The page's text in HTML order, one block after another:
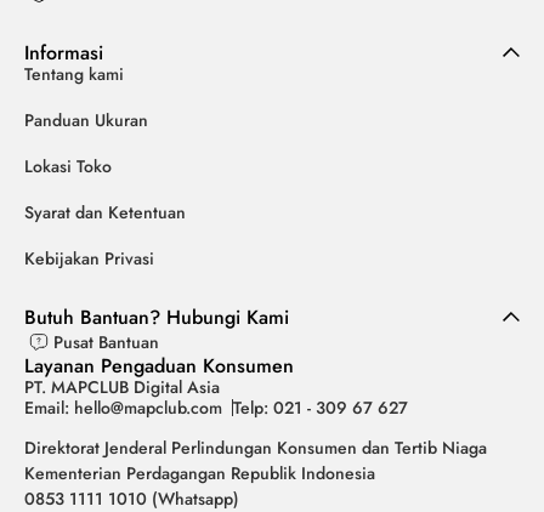
Informasi
Tentang kami
Panduan Ukuran
Lokasi Toko
Syarat dan Ketentuan
Kebijakan Privasi
Butuh Bantuan? Hubungi Kami
Pusat Bantuan
Layanan Pengaduan Konsumen
PT. MAPCLUB Digital Asia
Email: hello@mapclub.com Telp: 021 - 309 67 627
Direktorat Jenderal Perlindungan Konsumen dan Tertib Niaga
Kementerian Perdagangan Republik Indonesia
0853 1111 1010 (Whatsapp)